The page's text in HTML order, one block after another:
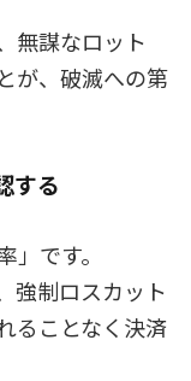
無謀なロット
が、破滅への第
する
です。
強制ロスカット
ることなく決済